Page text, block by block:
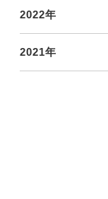
2022年
2021年